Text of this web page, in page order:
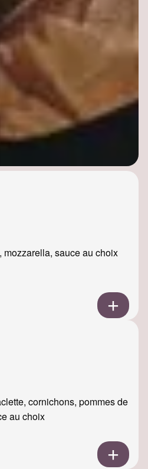
sauce au choix
cornichons, pommes de
au choix